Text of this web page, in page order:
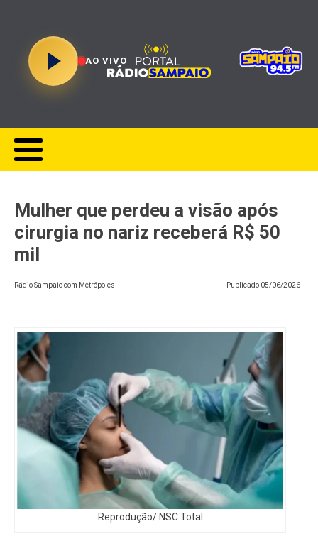
AO VIVO
Mulher que perdeu a visão após
cirurgia no nariz receberá R$ 50
mil
Rádio Sampaio com Metrópoles Publicado 05/06/2026
Reprodução/ NSC Total